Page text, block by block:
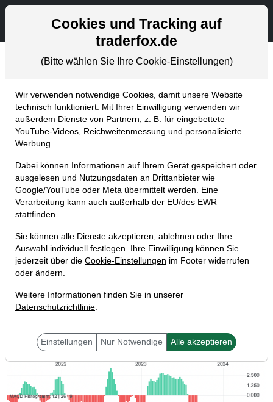
Aktien- und Artikelsuche
Chartanalysen
Home Blog Chartanalysen
Chartanalyse Apple: Hier
kaufe ich endlich wieder nach!
09.09.2023 um 15:37 Uhr | P. Uhlschmied
Cookies und Tracking auf
traderfox.de
(Bitte wählen Sie Ihre Cookie-Einstellungen)
Wir verwenden notwendige Cookies, damit unsere Website
technisch funktioniert. Mit Ihrer Einwilligung verwenden wir
außerdem Dienste von Partnern, z. B. für eingebettete
YouTube-Videos, Reichweitenmessung und personalisierte
Werbung.
Dabei können Informationen auf Ihrem Gerät gespeichert oder
ausgelesen und Nutzungsdaten an Drittanbieter wie
Google/YouTube oder Meta übermittelt werden. Eine
Verarbeitung kann auch außerhalb der EU/des EWR
stattfinden.
Sie können alle Dienste akzeptieren, ablehnen oder Ihre
Auswahl individuell festlegen. Ihre Einwilligung können Sie
jederzeit über die Cookie-Einstellungen im Footer widerrufen
oder ändern.
Weitere Informationen finden Sie in unserer
Datenschutzrichtlinie.
Einstellungen Nur Notwendige Alle akzeptieren